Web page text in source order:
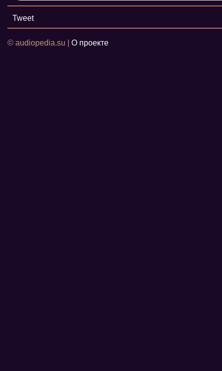
Tweet
© audiopedia.su | О проекте